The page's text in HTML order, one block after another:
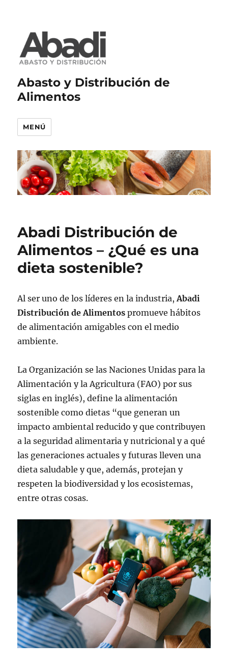
Abasto y Distribución de
Alimentos
MENÚ
Abadi Distribución de
Alimentos – ¿Qué es una
dieta sostenible?
Al ser uno de los líderes en la industria,Abadi
Distribución de Alimentospromueve hábitos
de alimentación amigables con el medio
ambiente.
La Organización se las Naciones Unidas para la
Alimentación y la Agricultura (FAO) por sus
siglas en inglés), define la alimentación
sostenible como dietas “que generan un
impacto ambiental reducido y que contribuyen
a la seguridad alimentaria y nutricional y a qué
las generaciones actuales y futuras lleven una
dieta saludable y que, además, protejan y
respeten la biodiversidad y los ecosistemas,
entre otras cosas.